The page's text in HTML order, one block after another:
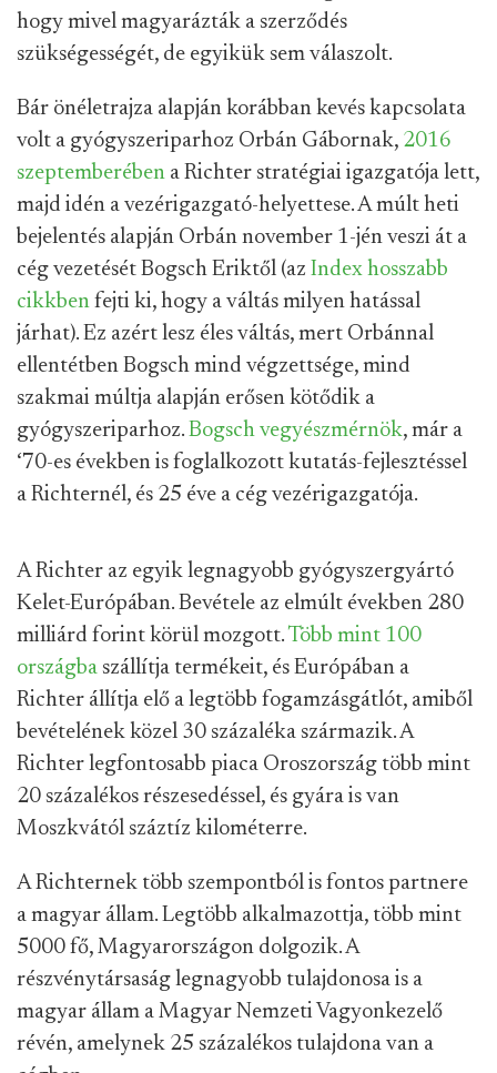
hogy mivel magyarázták a szerződés
szükségességét, de egyikük sem válaszolt.
Bár önéletrajza alapján korábban kevés kapcsolata
volt a gyógyszeriparhoz Orbán Gábornak, 2016
szeptemberében a Richter stratégiai igazgatója lett,
majd idén a vezérigazgató-helyettese. A múlt heti
bejelentés alapján Orbán november 1-jén veszi át a
cég vezetését Bogsch Eriktől (az Index hosszabb
cikkben fejti ki, hogy a váltás milyen hatással
járhat). Ez azért lesz éles váltás, mert Orbánnal
ellentétben Bogsch mind végzettsége, mind
szakmai múltja alapján erősen kötődik a
gyógyszeriparhoz. Bogsch vegyészmérnök, már a
‘70-es években is foglalkozott kutatás-fejlesztéssel
a Richternél, és 25 éve a cég vezérigazgatója.
A Richter az egyik legnagyobb gyógyszergyártó
Kelet-Európában. Bevétele az elmúlt években 280
milliárd forint körül mozgott. Több mint 100
országba szállítja termékeit, és Európában a
Richter állítja elő a legtöbb fogamzásgátlót, amiből
bevételének közel 30 százaléka származik. A
Richter legfontosabb piaca Oroszország több mint
20 százalékos részesedéssel, és gyára is van
Moszkvától száztíz kilométerre.
A Richternek több szempontból is fontos partnere
a magyar állam. Legtöbb alkalmazottja, több mint
5000 fő, Magyarországon dolgozik. A
részvénytársaság legnagyobb tulajdonosa is a
magyar állam a Magyar Nemzeti Vagyonkezelő
révén, amelynek 25 százalékos tulajdona van a